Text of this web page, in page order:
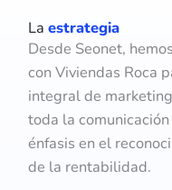
Laestrategia
Desde Seonet,
con Viviendas Roca
integral de
toda la
énfasis en el
de la rentabilidad.